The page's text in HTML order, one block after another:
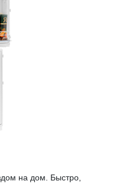
на дом. Быстро,